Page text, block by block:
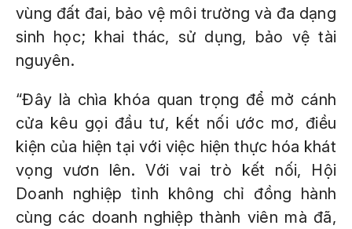
vùng đất đai, bảo vệ môi trường và đa dạng
sinh học; khai thác, sử dụng, bảo vệ tài
nguyên.
“Đây là chìa khóa quan trọng để mở cánh
cửa kêu gọi đầu tư, kết nối ước mơ, điều
kiện của hiện tại với việc hiện thực hóa khát
vọng vươn lên. Với vai trò kết nối, Hội
Doanh nghiệp tỉnh không chỉ đồng hành
cùng các doanh nghiệp thành viên mà đã,